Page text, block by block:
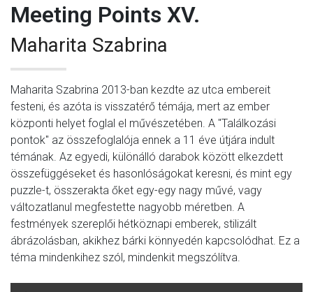
Meeting Points XV.
Maharita Szabrina
Maharita Szabrina 2013-ban kezdte az utca embereit
festeni, és azóta is visszatérő témája, mert az ember
központi helyet foglal el művészetében. A "Találkozási
pontok" az összefoglalója ennek a 11 éve útjára indult
témának. Az egyedi, különálló darabok között elkezdett
összefüggéseket és hasonlóságokat keresni, és mint egy
puzzle-t, összerakta őket egy-egy nagy művé, vagy
változatlanul megfestette nagyobb méretben. A
festmények szereplői hétköznapi emberek, stilizált
ábrázolásban, akikhez bárki könnyedén kapcsolódhat. Ez a
téma mindenkihez szól, mindenkit megszólítva.